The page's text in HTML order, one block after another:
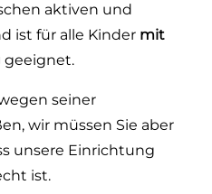
aktiven und
ist für alle Kinder mit
geeignet.
seiner
wir müssen Sie aber
unsere Einrichtung
ist.